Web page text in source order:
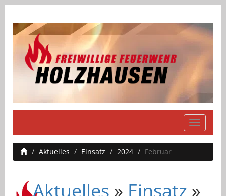
Aktuelles
Einsatz 2024 Februar
Aktuelles » Einsatz »